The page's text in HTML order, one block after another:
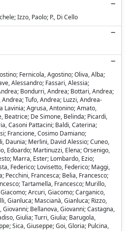
Izzo, Paolo; P., Di Cello
Fernicola, Agostino; Oliva, Alba;
Alessandro; Fassari, Alessia;
Bondurri, Andrea; Bottari, Andrea;
Tufo, Andrea; Luzzi, Andrea-
Lavinia; Agrusa, Antonino; Amato,
Beatrice; De Simone, Belinda; Picardi,
Casoni Pattacini; Baldi, Caterina;
Francione, Cosimo Damiano;
Daunia; Merlini, David Alessio; Cuneo,
Edoardo; Martinuzzi, Elena; Orsenigo,
Marra, Ester; Lombardo, Ezio;
Federico; Lovisetto, Federico; Maggi,
Pecchini, Francesca; Belia, Francesco;
Tartamella, Francesco; Murillo,
Arcuri, Giacomo; Carganico,
Gianluca; Mascianà, Gianluca; Rizzo,
Bellanova, Giovanni; Castagna,
Giulia; Turri, Giulia; Barugola,
Sica, Giuseppe; Goi, Gloria; Pulcina,